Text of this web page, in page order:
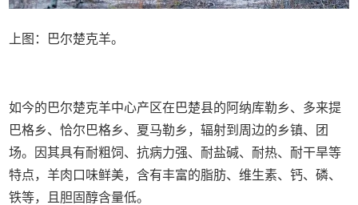
上图：巴尔楚克羊。
如今的巴尔楚克羊中心产区在巴楚县的阿纳库勒乡、多来提
巴格乡、恰尔巴格乡、夏马勒乡，辐射到周边的乡镇、团
场。因其具有耐粗饲、抗病力强、耐盐碱、耐热、耐干旱等
特点，羊肉口味鲜美，含有丰富的脂肪、维生素、钙、磷、
铁等，且胆固醇含量低。